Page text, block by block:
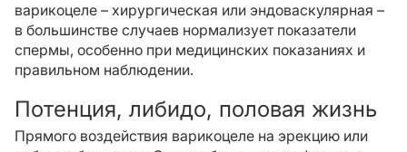
варикоцеле – хирургическая или эндоваскулярная –
в большинстве случаев нормализует показатели
спермы, особенно при медицинских показаниях и
правильном наблюдении.
Потенция, либидо, половая жизнь
Прямого воздействия варикоцеле на эрекцию или